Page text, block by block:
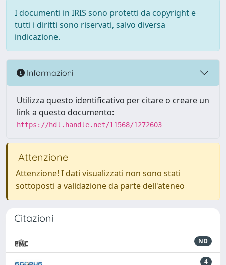
I documenti in IRIS sono protetti da copyright e
tutti i diritti sono riservati, salvo diversa
indicazione.
Informazioni
Utilizza questo identificativo per citare o creare un
link a questo documento:
https://hdl.handle.net/11568/1272603
Attenzione
Attenzione! I dati visualizzati non sono stati
sottoposti a validazione da parte dell'ateneo
Citazioni
ND
4